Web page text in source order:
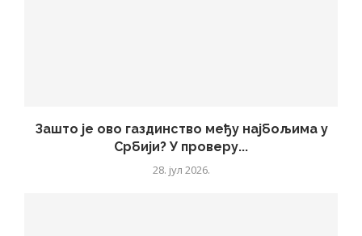
Зашто је ово газдинство међу најбољима у
Србији? У проверу...
28. јул 2026.